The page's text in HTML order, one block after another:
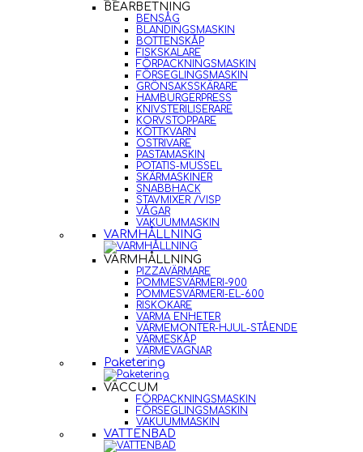
BEARBETNING
BENSÅG
BLANDINGSMASKIN
BOTTENSKÅP
FISKSKALARE
FÖRPACKNINGSMASKIN
FÖRSEGLINGSMASKIN
GRÖNSAKSSKÄRARE
HAMBURGERPRESS
KNIVSTERILISERARE
KORVSTOPPARE
KÖTTKVARN
OSTRIVARE
PASTAMASKIN
POTATIS-MUSSEL
SKÄRMASKINER
SNABBHACK
STAVMIXER /VISP
VÅGAR
VAKUUMMASKIN
VARMHÅLLNING
VARMHÅLLNING
PIZZAVÄRMARE
POMMESVÄRMERI-900
POMMESVÄRMERI-EL-600
RISKOKARE
VARMA ENHETER
VÄRMEMONTER-HJUL-STÅENDE
VÄRMESKÅP
VÄRMEVAGNAR
Paketering
VACCUM
FÖRPACKNINGSMASKIN
FÖRSEGLINGSMASKIN
VAKUUMMASKIN
VATTENBAD